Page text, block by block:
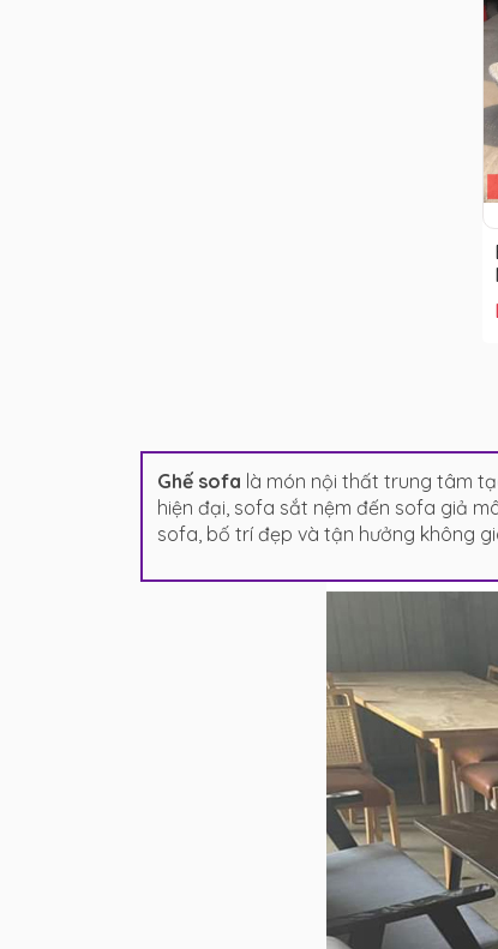
Ghế sofa là món nội thất trung tâm
hiện đại, sofa sắt nệm đến sofa giả
sofa, bố trí đẹp và tận hưởng không